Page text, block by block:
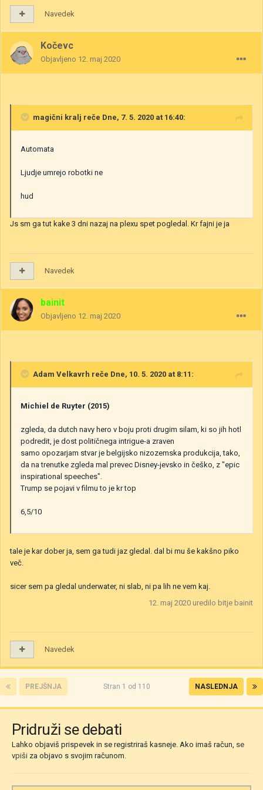
Navedek
Kočevc
Objavljeno 12. maj 2020
magični kralj reče Dne, 7. 5. 2020 at 16:40:
Automata
Ljudje umrejo robotki ne
hud
Js sm ga tut kake 3 dni nazaj na plexu spet pogledal. Kr fajni je ja
Navedek
bainit
Objavljeno 12. maj 2020
Adam Velkavrh reče Dne, 10. 5. 2020 at 8:11:
Michiel de Ruyter (2015)
zgleda, da dutch navy hero v boju proti drugim silam, ki so jih hotl
podredit, je dost političnega intrigue-a zraven
samo opozarjam stvar je belgijsko nizozemska produkcija, tako,
da na trenutke zgleda mal prevec Disney-jevsko in češko, z "epic
inspirational speeches".
Trump se pojavi v filmu to je kr top
6,5/10
tale je kar dober ja, sem ga tudi jaz gledal. dal bi mu še kakšno piko
več.
sicer sem pa gledal underwater, ni slab, ni pa lih ne vem kaj.
12. maj 2020 uredilo bitje bainit
Navedek
PREJŠNJA NASLEDNJA
Stran 1 od 110
Pridruži se debati
Lahko objaviš prispevek in se registriraš kasneje. Ako imaš račun, se
vpiši za objavo s svojim računom.